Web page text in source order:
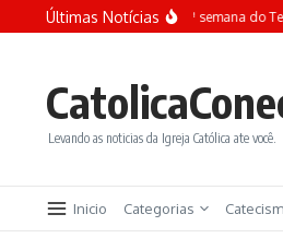
Ir para o conteúdo
Últimas Notícias
Terça-feira da 13ª semana do
Levando as noticias da Igreja Católica ate você.
Inicio Categorias